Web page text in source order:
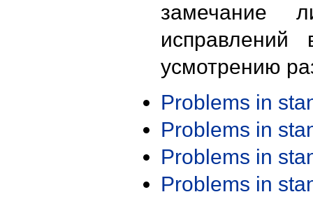
замечание
исправлений
усмотрению
Problems in
Problems in
Problems in
Problems in